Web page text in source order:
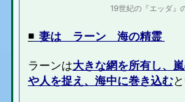
19世紀の『エッダ』
◾️妻は ラーン 海の精霊
ラーンは大きな網を所有し、
や人を捉え、海中に巻き込む